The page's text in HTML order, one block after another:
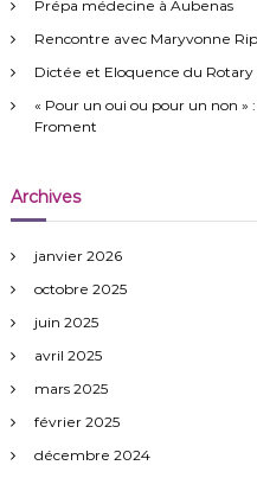
h
e
:
Prépa médecine à Aubenas
Rencontre avec Maryvonne
Dictée et Eloquence du
« Pour un oui ou pour un non »
Froment
Archives
janvier 2026
octobre 2025
juin 2025
avril 2025
mars 2025
février 2025
décembre 2024